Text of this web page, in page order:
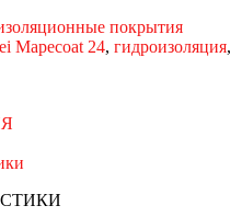
покрытия
Mapecoat 24, гидроизоляция,